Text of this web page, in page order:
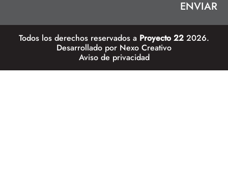
Todos los derechos reservados a Proyecto 22 2026.
Desarrollado por Nexo Creativo
Aviso de privacidad